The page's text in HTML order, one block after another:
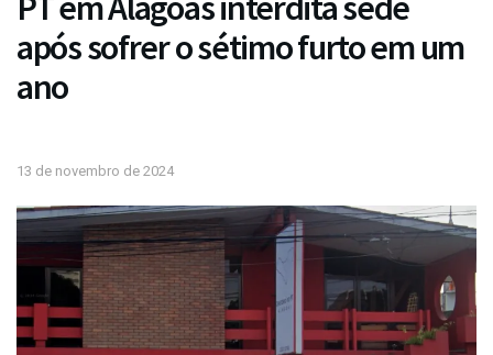
após sofrer o sétimo furto em um
ano
13 de novembro de 2024